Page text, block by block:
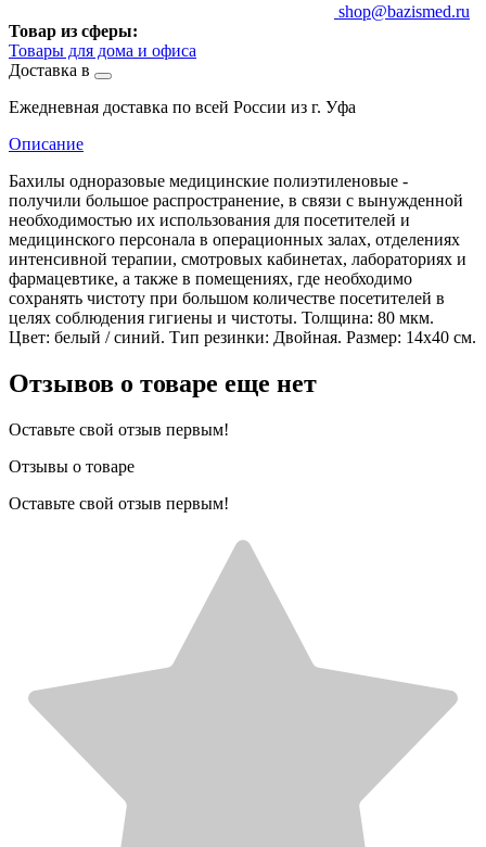
shop@bazismed.ru
Товар из сферы:
Товары для дома и офиса
Доставка в
Ежедневная доставка по всей России из г. Уфа
Описание
Бахилы одноразовые медицинские полиэтиленовые -
получили большое распространение, в связи с вынужденной
необходимостью их использования для посетителей и
медицинского персонала в операционных залах, отделениях
интенсивной терапии, смотровых кабинетах, лабораториях и
фармацевтике, а также в помещениях, где необходимо
сохранять чистоту при большом количестве посетителей в
целях соблюдения гигиены и чистоты. Толщина: 80 мкм.
Цвет: белый / синий. Тип резинки: Двойная. Размер: 14х40 см.
Отзывов о товаре еще нет
Оставьте свой отзыв первым!
Отзывы о товаре
Оставьте свой отзыв первым!